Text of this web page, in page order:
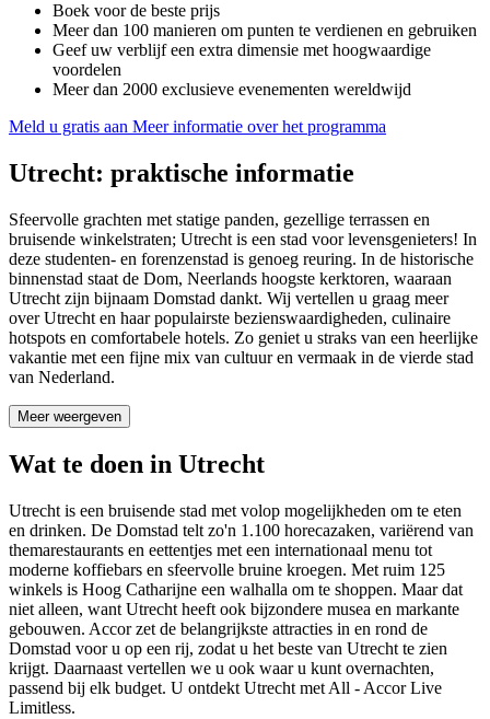
Boek voor de beste prijs
Meer dan 100 manieren om punten te verdienen en gebruiken
Geef uw verblijf een extra dimensie met hoogwaardige
voordelen
Meer dan 2000 exclusieve evenementen wereldwijd
Meld u gratis aan Meer informatie over het programma
Utrecht: praktische informatie
Sfeervolle grachten met statige panden, gezellige terrassen en
bruisende winkelstraten; Utrecht is een stad voor levensgenieters! In
deze studenten- en forenzenstad is genoeg reuring. In de historische
binnenstad staat de Dom, Neerlands hoogste kerktoren, waaraan
Utrecht zijn bijnaam Domstad dankt. Wij vertellen u graag meer
over Utrecht en haar populairste bezienswaardigheden, culinaire
hotspots en comfortabele hotels. Zo geniet u straks van een heerlijke
vakantie met een fijne mix van cultuur en vermaak in de vierde stad
van Nederland.
Meer weergeven
Wat te doen in Utrecht
Utrecht is een bruisende stad met volop mogelijkheden om te eten
en drinken. De Domstad telt zo'n 1.100 horecazaken, variërend van
themarestaurants en eettentjes met een internationaal menu tot
moderne koffiebars en sfeervolle bruine kroegen. Met ruim 125
winkels is Hoog Catharijne een walhalla om te shoppen. Maar dat
niet alleen, want Utrecht heeft ook bijzondere musea en markante
gebouwen. Accor zet de belangrijkste attracties in en rond de
Domstad voor u op een rij, zodat u het beste van Utrecht te zien
krijgt. Daarnaast vertellen we u ook waar u kunt overnachten,
passend bij elk budget. U ontdekt Utrecht met All - Accor Live
Limitless.